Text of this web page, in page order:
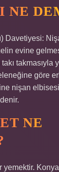
NE
Davetiyesi:
evine
takmasıyla
göre
nişan
NE
yemektir.